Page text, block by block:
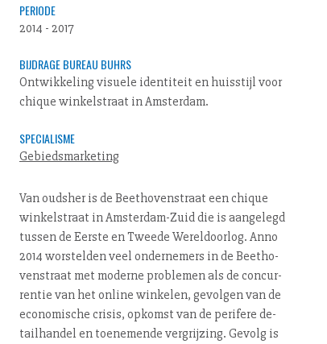
PERIODE
2014 - 2017
BIJDRAGE BUREAU BUHRS
Ontwikkeling visuele identiteit en huisstijl voor
chique winkelstraat in Amsterdam.
SPECIALISME
Gebiedsmarketing
Van oudsher is de Beet­ho­ven­straat een chique
win­kel­straat in Am­ster­dam-Zuid die is aangelegd
tussen de Eerste en Tweede We­reld­oor­log. Anno
2014 worstelden veel ondernemers in de Beet­ho­
ven­straat met moderne problemen als de con­cur­
ren­tie van het online winkelen, gevolgen van de
economische crisis, opkomst van de perifere de­
tail­han­del en toenemende vergrijzing. Gevolg is